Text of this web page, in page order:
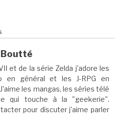
Boutté
et de la série Zelda j'adore les
en général et les J-RPG en
les mangas, les séries télé
qui touche à la "geekerie".
pour discuter j'aime parler